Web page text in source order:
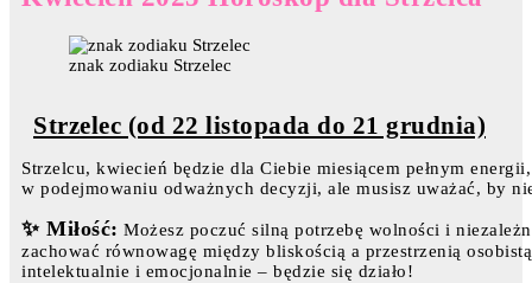
znak zodiaku Strzelec
Strzelec (od 22 listopada do 21 grudnia)
Strzelcu, kwiecień będzie dla Ciebie miesiącem pełnym
w podejmowaniu odważnych decyzji, ale musisz uważać, by
✨ Miłość: Możesz poczuć silną potrzebę wolności i
zachować równowagę między bliskością a przestrzenią
intelektualnie i emocjonalnie – będzie się działo!